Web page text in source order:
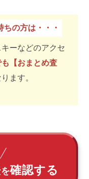
の方は・・・
ーなどのアクセ
【おまとめ査
ます。
を確認する